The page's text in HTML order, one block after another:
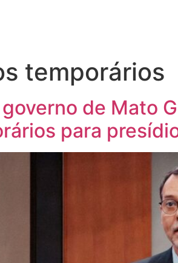
temporários
de Mato
para